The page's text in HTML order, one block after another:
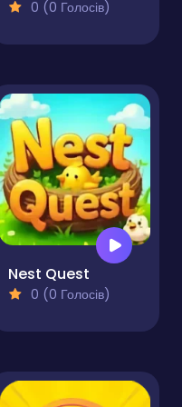
0 (0 Голосів)
Nest Quest
0 (0 Голосів)